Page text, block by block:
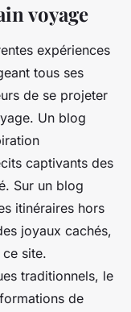
voyage
expériences
tous ses
de se projeter
Un blog
captivants des
Sur un blog
itinéraires hors
joyaux cachés,
ce site.
traditionnels, le
de